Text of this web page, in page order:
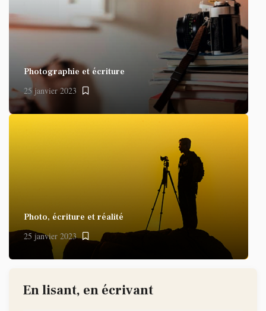
Photographie et écriture
25 janvier 2023
Photo, écriture et réalité
25 janvier 2023
En lisant, en écrivant